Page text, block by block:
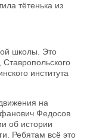
тётенька из
школы. Это
Ставропольского
института
на
Федосов
об истории
Ребятам всё это